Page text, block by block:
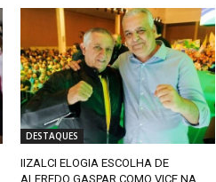
DESTAQUES
IIZALCI ELOGIA ESCOLHA DE
ALFREDO GASPAR COMO VICE NA